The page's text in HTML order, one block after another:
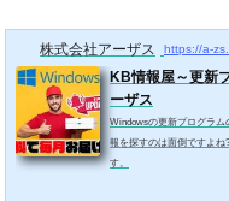
株式会社アーザス https://a-
KB情報屋～更新
ーザス
Windowsの更新プログラ
報を探すのは面倒ですよ
す。